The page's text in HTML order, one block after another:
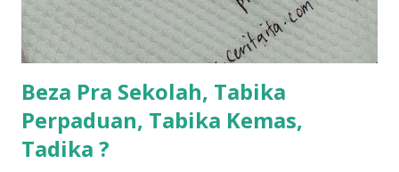
kalau ikut anak-anak semua nak ummi pimpin... ajer rebeh
ba...
Beza Pra Sekolah, Tabika
Perpaduan, Tabika Kemas,
Tadika ?